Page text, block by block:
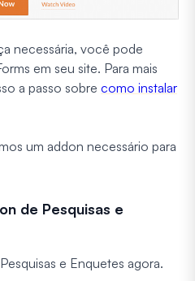
necessária, você pode
em seu site. Para mais
a passo sobre como instalar
um addon necessário para
de Pesquisas e
e Enquetes agora.